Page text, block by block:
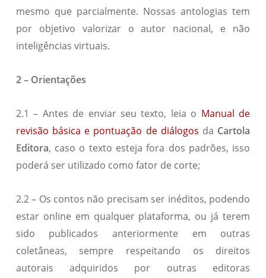
mesmo que parcialmente. Nossas antologias tem
por objetivo valorizar o autor nacional, e não
inteligências virtuais.
2 – Orientações
2.1 – Antes de enviar seu texto, leia o Manual de
revisão básica e pontuação de diálogos da Cartola
Editora, caso o texto esteja fora dos padrões, isso
poderá ser utilizado como fator de corte;
2.2 – Os contos não precisam ser inéditos, podendo
estar online em qualquer plataforma, ou já terem
sido publicados anteriormente em outras
coletâneas, sempre respeitando os direitos
autorais adquiridos por outras editoras